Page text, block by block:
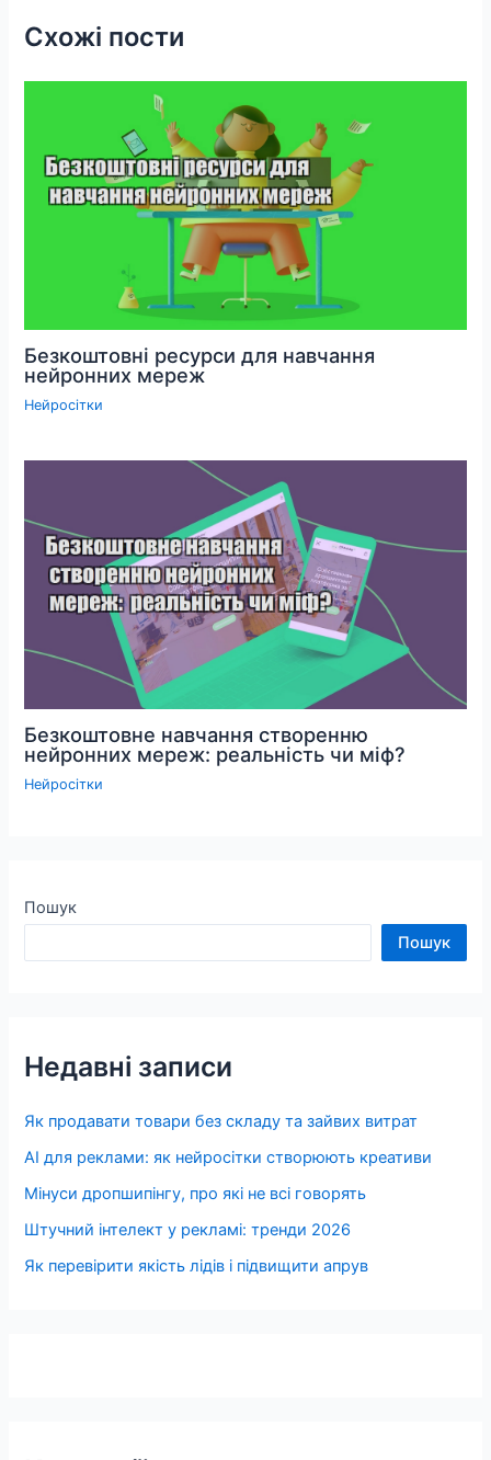
Схожі пости
Безкоштовні ресурси для навчання
нейронних мереж
Нейросітки
Безкоштовне навчання створенню
нейронних мереж: реальність чи міф?
Нейросітки
Пошук
Пошук
Недавні записи
Як продавати товари без складу та зайвих витрат
AI для реклами: як нейросітки створюють креативи
Мінуси дропшипінгу, про які не всі говорять
Штучний інтелект у рекламі: тренди 2026
Як перевірити якість лідів і підвищити апрув